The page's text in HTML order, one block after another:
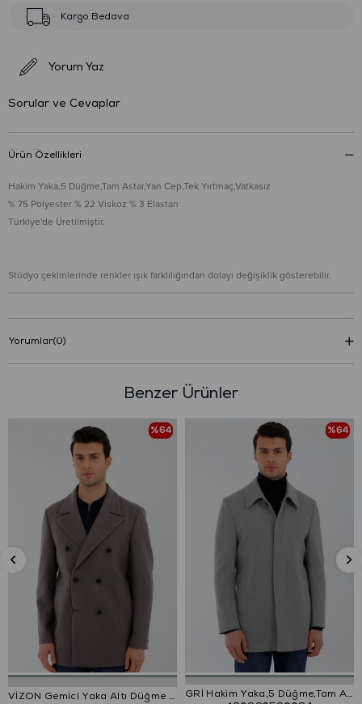
Kargo Bedava
Yorum Yaz
Sorular ve Cevaplar
Ürün Özellikleri
Hakim Yaka,5 Düğme,Tam Astar,Yan Cep,Tek Yırtmaç,Vatkasız
% 75 Polyester % 22 Viskoz % 3 Elastan
Türkiye'de Üretilmiştir.
Stüdyo çekimlerinde renkler ışık farklılığından dolayı değişiklik gösterebilir.
Yorumlar(0)
Benzer Ürünler
VİZON Gemici Yaka Altı Düğme Kaban
%64
GRİ Hakim Yaka,5 Düğme,Tam Astar,Yan Cep,Tek Yırtmaç,Vatkasız
%64